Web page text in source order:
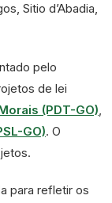
Sitio d’Abadia,
pelo
de lei
(PDT-GO),
GO). O
para refletir os